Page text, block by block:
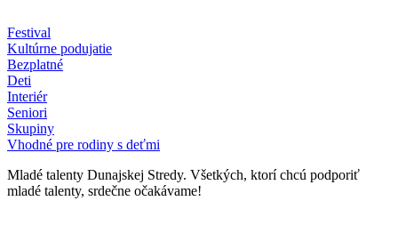
Festival
Kultúrne podujatie
Bezplatné
Deti
Interiér
Seniori
Skupiny
Vhodné pre rodiny s deťmi
Mladé talenty Dunajskej Stredy. Všetkých, ktorí chcú podporiť
mladé talenty, srdečne očakávame!